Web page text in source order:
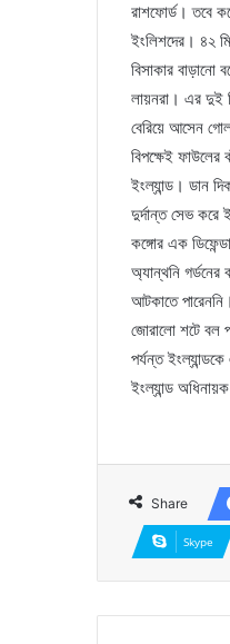
রাশফোর্ড। তবে
ইংলিশদের। ৪২
বিসাকার বাড়ানো
লায়নরা। এর দুই
বেরিয়ে আসেন
বিপক্ষেই ফাউলের
ইংল্যান্ড। ডান
দুর্দান্ত সেভ করে
কঙ্গোর এক
অ্যান্থনি
আটকাতে
জোরালো শটে বল
পর্যন্ত
ইংল্যান্ড
Share
Skype